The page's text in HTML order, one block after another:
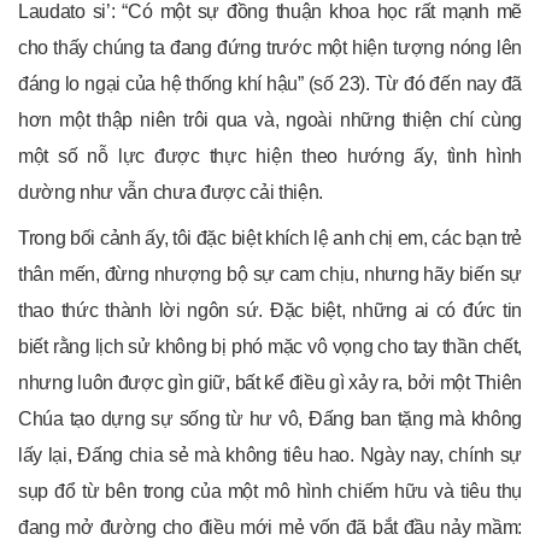
Laudato si’: “Có một sự đồng thuận khoa học rất mạnh mẽ
cho thấy chúng ta đang đứng trước một hiện tượng nóng lên
đáng lo ngại của hệ thống khí hậu” (số 23). Từ đó đến nay đã
hơn một thập niên trôi qua và, ngoài những thiện chí cùng
một số nỗ lực được thực hiện theo hướng ấy, tình hình
dường như vẫn chưa được cải thiện.
Trong bối cảnh ấy, tôi đặc biệt khích lệ anh chị em, các bạn trẻ
thân mến, đừng nhượng bộ sự cam chịu, nhưng hãy biến sự
thao thức thành lời ngôn sứ. Đặc biệt, những ai có đức tin
biết rằng lịch sử không bị phó mặc vô vọng cho tay thần chết,
nhưng luôn được gìn giữ, bất kể điều gì xảy ra, bởi một Thiên
Chúa tạo dựng sự sống từ hư vô, Đấng ban tặng mà không
lấy lại, Đấng chia sẻ mà không tiêu hao. Ngày nay, chính sự
sụp đổ từ bên trong của một mô hình chiếm hữu và tiêu thụ
đang mở đường cho điều mới mẻ vốn đã bắt đầu nảy mầm: